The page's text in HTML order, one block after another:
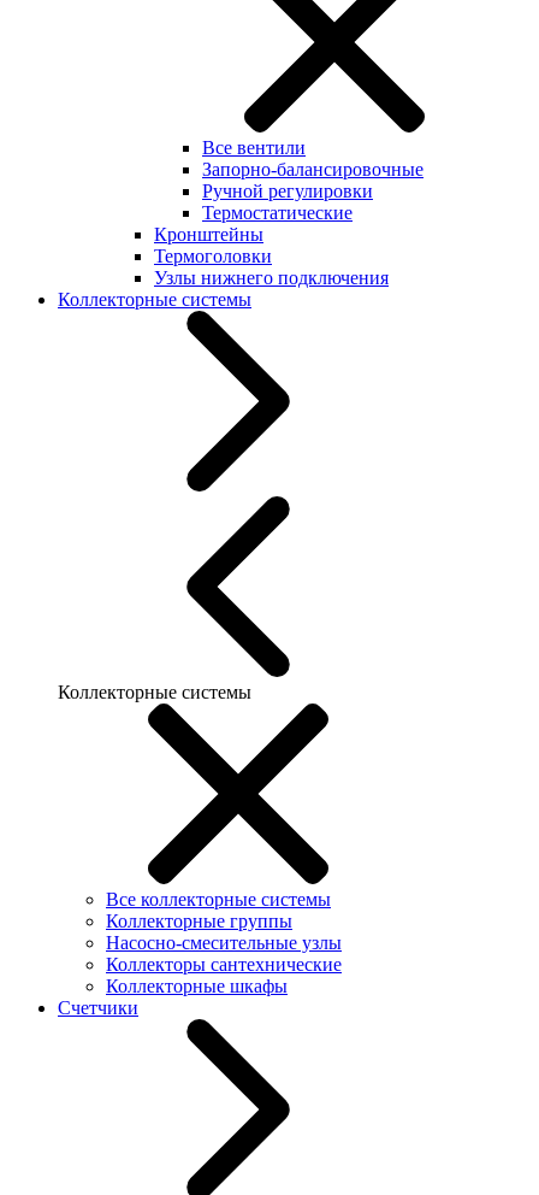
Все вентили
Запорно-балансировочные
Ручной регулировки
Термостатические
Кронштейны
Термоголовки
Узлы нижнего подключения
Коллекторные системы
Коллекторные системы
Все коллекторные системы
Коллекторные группы
Насосно-смесительные узлы
Коллекторы сантехнические
Коллекторные шкафы
Счетчики